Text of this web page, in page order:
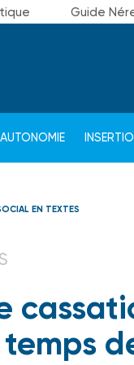
Guide
AUTONOMIE
EN TEXTES
temps